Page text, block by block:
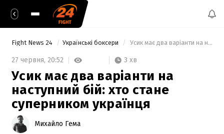
Fight News 24 Українські боксери Усик має два варіанти на наступний бій: хто стане суперником українця
27 червня, 20:52 3 хв
Усик має два варіанти на
наступний бій: хто стане
суперником українця
Михайло Гема